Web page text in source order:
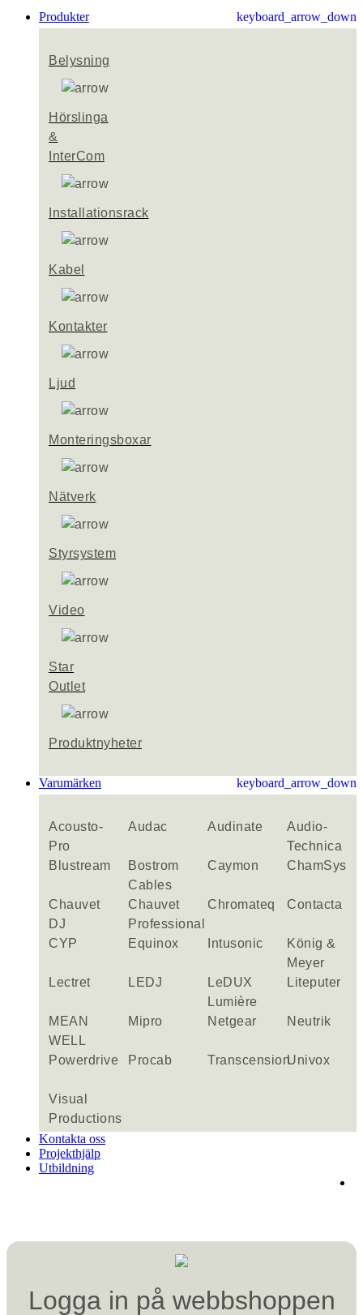
Produkter keyboard_arrow_down
Belysning
Hörslinga
&
InterCom
Installationsrack
Kabel
Kontakter
Ljud
Monteringsboxar
Nätverk
Styrsystem
Video
Star
Outlet
Produktnyheter
Varumärken keyboard_arrow_down
Acousto-
Pro
Audac Audinate
Audio-
Technica
Blustream
Bostrom
Cables
Caymon ChamSys
Chauvet
DJ
Chauvet
Professional
Chromateq Contacta
CYP Equinox Intusonic
König &
Meyer
Lectret
LEDJ
LeDUX
Lumière
Liteputer
MEAN
WELL
Mipro Netgear Neutrik
Powerdrive Procab TranscensionUnivox
Visual
Productions
Kontakta oss
Projekthjälp
Utbildning
Logga in på webbshoppen